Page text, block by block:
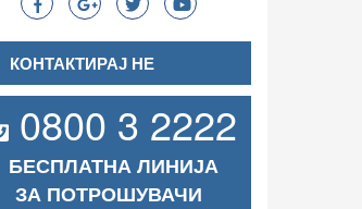
КОНТАКТИРАЈ НЕ
0800 3 2222
БЕСПЛАТНА ЛИНИЈА
ЗА ПОТРОШУВАЧИ